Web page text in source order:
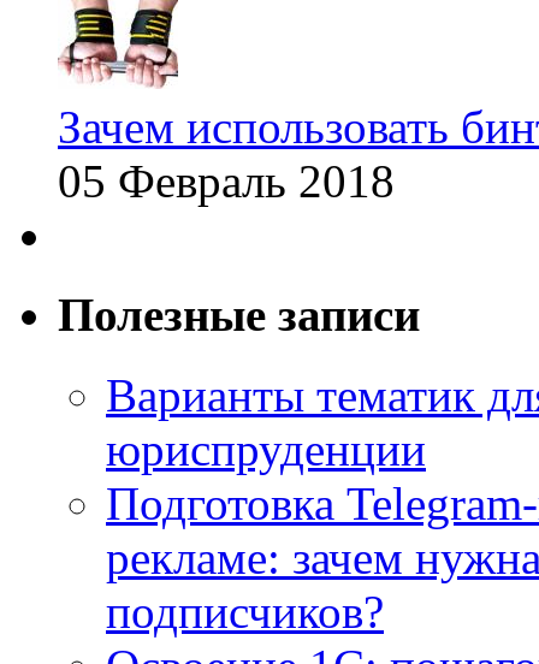
Зачем использовать
05 Февраль 2018
Полезные записи
Варианты тематик
юриспруденции
Подготовка
рекламе: зачем
подписчиков?